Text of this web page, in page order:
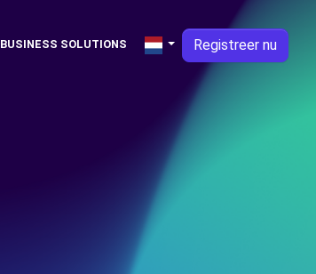
BUSINESS SOLUTIONS Registreer nu